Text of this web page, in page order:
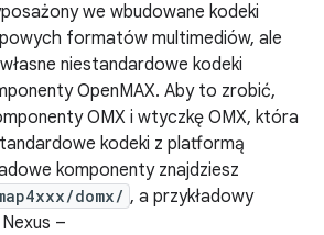
we wbudowane kodeki
formatów multimediów, ale
niestandardowe kodeki
OpenMAX. Aby to zrobić,
OMX i wtyczkę OMX, która
kodeki z platformą
komponenty znajdziesz
domx/ , a przykładowy
–